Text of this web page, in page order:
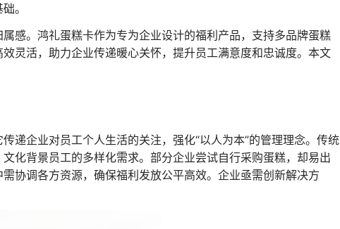
。
感。鸿礼蛋糕卡作为专为企业设计的福利产品，支持多品牌蛋糕
灵活，助力企业传递暖心关怀，提升员工满意度和忠诚度。本文
递企业对员工个人生活的关注，强化“以人为本”的管理理念。传统
化背景员工的多样化需求。部分企业尝试自行采购蛋糕，却易出
协调各方资源，确保福利发放公平高效。企业亟需创新解决方